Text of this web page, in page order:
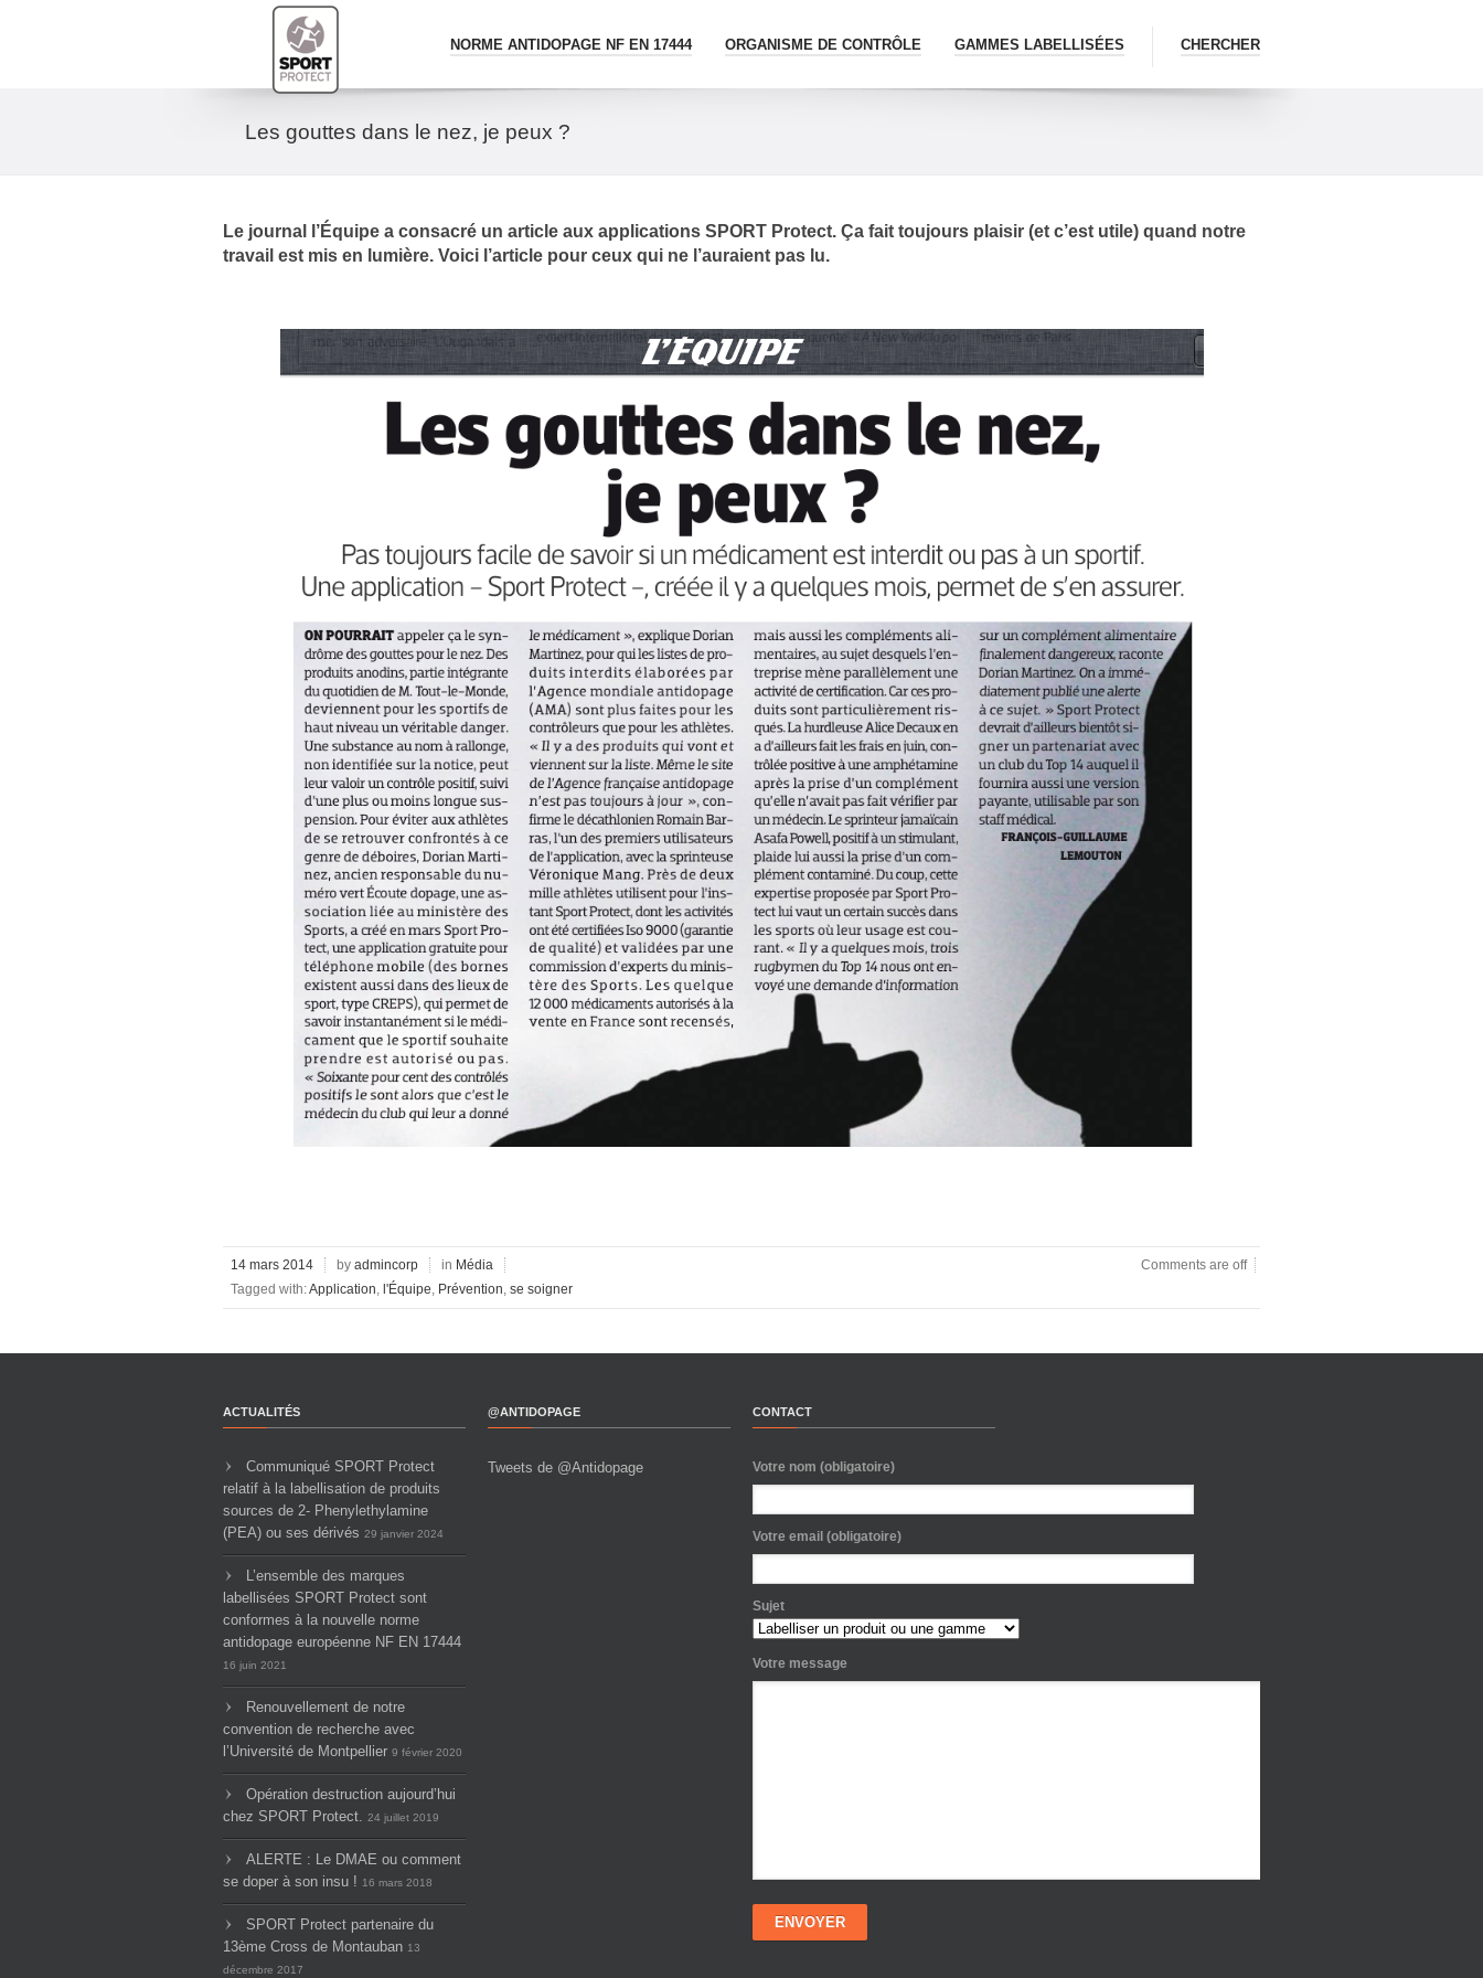
NORME ANTIDOPAGE NF EN 17444 ORGANISME DE CONTRÔLE GAMMES LABELLISÉES CHERCHER
Les gouttes dans le nez, je peux ?
Le journal l’Équipe a consacré un article aux applications SPORT Protect. Ça fait toujours plaisir (et c’est utile) quand notre
travail est mis en lumière. Voici l’article pour ceux qui ne l’auraient pas lu.
14 mars 2014 by admincorp in Média
Comments are off
Tagged with:Application, l'Équipe, Prévention, se soigner
ACTUALITÉS
Communiqué SPORT Protect
relatif à la labellisation de produits
sources de 2- Phenylethylamine
(PEA) ou ses dérivés 29 janvier 2024
L’ensemble des marques
labellisées SPORT Protect sont
conformes à la nouvelle norme
antidopage européenne NF EN 17444
16 juin 2021
Renouvellement de notre
convention de recherche avec
l’Université de Montpellier 9 février 2020
Opération destruction aujourd’hui
chez SPORT Protect. 24 juillet 2019
ALERTE : Le DMAE ou comment
se doper à son insu ! 16 mars 2018
SPORT Protect partenaire du
13ème Cross de Montauban 13
décembre 2017
@ANTIDOPAGE
Tweets de @Antidopage
CONTACT
Votre nom (obligatoire)
Votre email (obligatoire)
Sujet
Votre message